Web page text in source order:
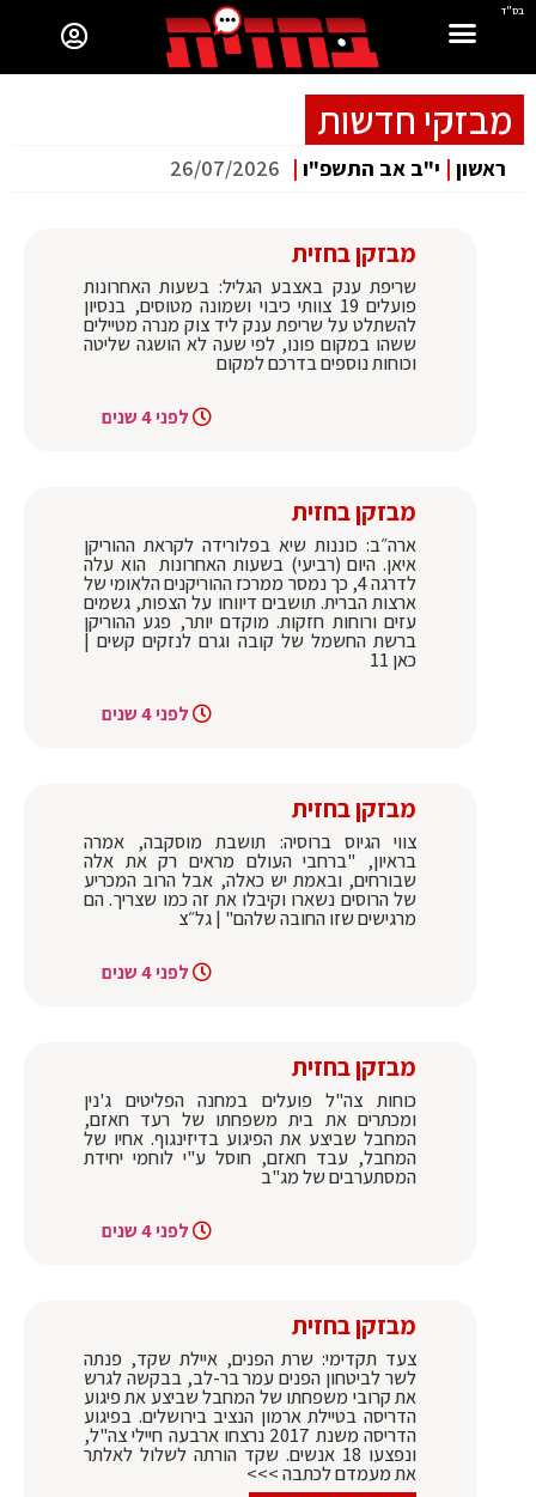
בס"ד
מבזקי חדשות
ראשון | י"ב אב התשפ"ו |
26/07/2026
מבזקן בחזית
שריפת ענק באצבע הגליל: בשעות האחרונות
פועלים 19 צוותי כיבוי ושמונה מטוסים, בנסיון
להשתלט על שריפת ענק ליד צוק מנרה מטיילים
ששהו במקום פונו, לפי שעה לא הושגה שליטה
וכוחות נוספים בדרכם למקום
לפני 4 שנים
מבזקן בחזית
ארה״ב: כוננות שיא בפלורידה לקראת ההוריקן
איאן. היום (רביעי) בשעות האחרונות הוא עלה
לדרגה 4, כך נמסר ממרכז ההוריקנים הלאומי של
ארצות הברית. תושבים דיווחו על הצפות, גשמים
עזים ורוחות חזקות. מוקדם יותר, פגע ההוריקן
ברשת החשמל של קובה וגרם לנזקים קשים |
כאן 11
לפני 4 שנים
מבזקן בחזית
צווי הגיוס ברוסיה: תושבת מוסקבה, אמרה
בראיון, "ברחבי העולם מראים רק את אלה
שבורחים, ובאמת יש כאלה, אבל הרוב המכריע
של הרוסים נשארו וקיבלו את זה כמו שצריך. הם
מרגישים שזו החובה שלהם" | גל״צ
לפני 4 שנים
מבזקן בחזית
כוחות צה"ל פועלים במחנה הפליטים ג'נין
ומכתרים את בית משפחתו של רעד חאזם,
המחבל שביצע את הפיגוע בדיזינגוף. אחיו של
המחבל, עבד חאזם, חוסל ע"י לוחמי יחידת
המסתערבים של מג"ב
לפני 4 שנים
מבזקן בחזית
צעד תקדימי: שרת הפנים, איילת שקד, פנתה
לשר לביטחון הפנים עמר בר-לב, בבקשה לגרש
את קרובי משפחתו של המחבל שביצע את פיגוע
הדריסה בטיילת ארמון הנציב בירושלים. בפיגוע
הדריסה משנת 2017 נרצחו ארבעה חיילי צה"ל,
ונפצעו 18 אנשים. שקד הורתה לשלול לאלתר
את מעמדם לכתבה >>>